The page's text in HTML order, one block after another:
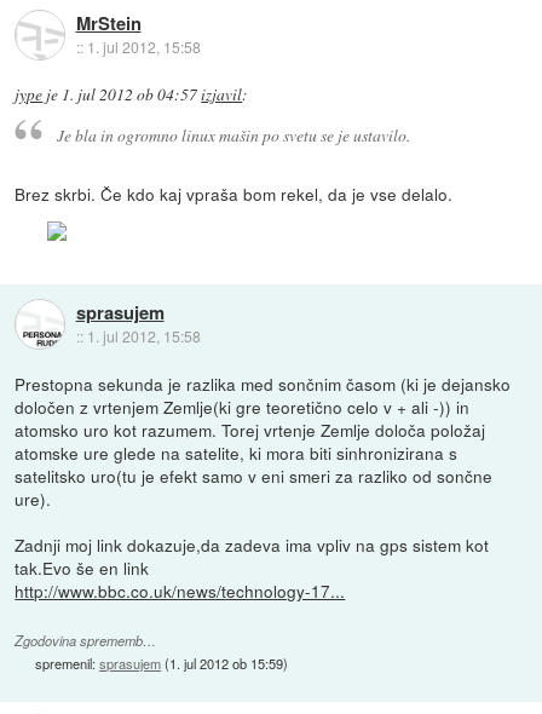
MrStein
:: 1. jul 2012, 15:58
jype je 1. jul 2012 ob 04:57izjavil:
Je bla in ogromno linux mašin po svetu se je ustavilo.
Brez skrbi. Če kdo kaj vpraša bom rekel, da je vse delalo.
sprasujem
:: 1. jul 2012, 15:58
Prestopna sekunda je razlika med sončnim časom (ki je dejansko
določen z vrtenjem Zemlje(ki gre teoretično celo v + ali -)) in
atomsko uro kot razumem. Torej vrtenje Zemlje določa položaj
atomske ure glede na satelite, ki mora biti sinhronizirana s
satelitsko uro(tu je efekt samo v eni smeri za razliko od sončne
ure).
Zadnji moj link dokazuje,da zadeva ima vpliv na gps sistem kot
tak.Evo še en link
http://www.bbc.co.uk/news/technology-17...
Zgodovina sprememb…
spremenil:sprasujem(1. jul 2012 ob 15:59)